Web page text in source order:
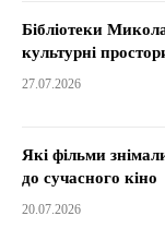
Бібліотеки
культурні
27.07.2026
Які фільми
до сучасного кіно
20.07.2026